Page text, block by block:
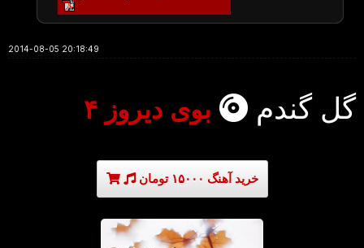
2014-08-05 20:18:49
گل گندم بوی دیروز ۴
خرید آهنگ ۱۵۰۰۰ تومان